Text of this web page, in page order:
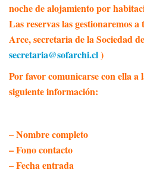
noche de alojamiento por
Las reservas las gestionaremos
Arce, secretaria de la Sociedad
secretaria@sofarchi.cl)
Por favor comunicarse con ella
siguiente información:
– Nombre completo
– Fono contacto
– Fecha entrada